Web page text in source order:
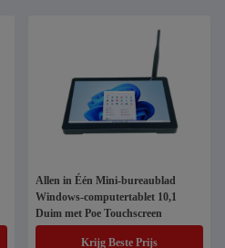
Allen in Één Mini-bureaublad
Windows-computertablet 10,1
Duim met Poe Touchscreen
Krijg Beste Prijs